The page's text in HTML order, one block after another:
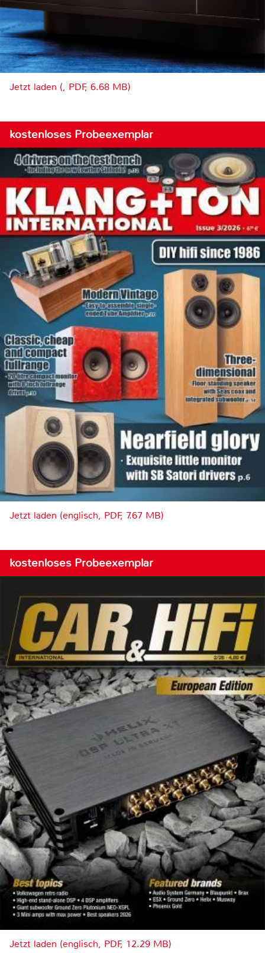
Jetzt laden (, PDF, 6.68 MB)
kostenloses Probeexemplar
Jetzt laden (englisch, PDF, 7.67 MB)
kostenloses Probeexemplar
Jetzt laden (englisch, PDF, 12.29 MB)